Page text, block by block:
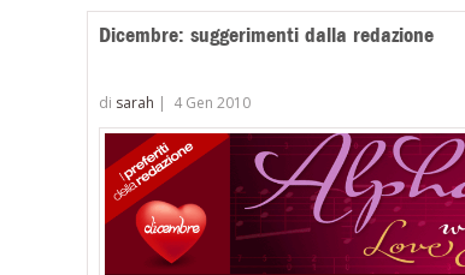
Dicembre: suggerimenti dalla redazione
di sarah | 4 Gen 2010